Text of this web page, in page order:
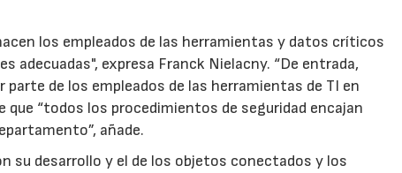
los empleados de las herramientas y datos críticos
adecuadas", expresa Franck Nielacny. “De entrada,
parte de los empleados de las herramientas de TI en
que “todos los procedimientos de seguridad encajan
añade.
su desarrollo y el de los objetos conectados y los